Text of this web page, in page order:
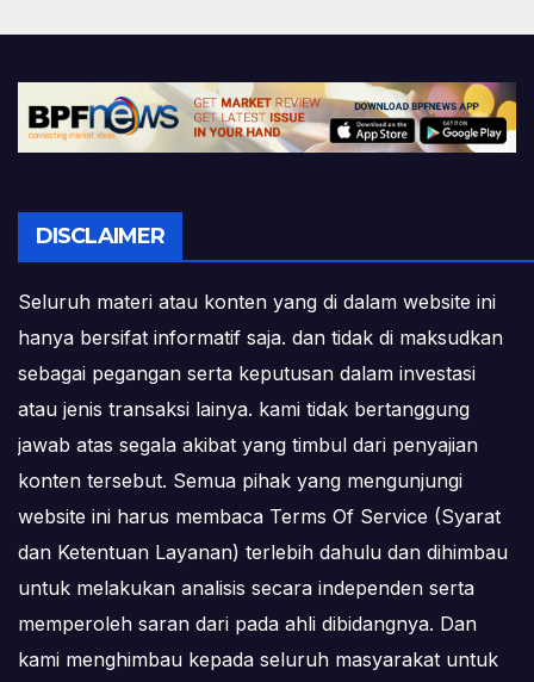
DISCLAIMER
Seluruh materi atau konten yang di dalam website ini
hanya bersifat informatif saja. dan tidak di maksudkan
sebagai pegangan serta keputusan dalam investasi
atau jenis transaksi lainya. kami tidak bertanggung
jawab atas segala akibat yang timbul dari penyajian
konten tersebut. Semua pihak yang mengunjungi
website ini harus membaca Terms Of Service (Syarat
dan Ketentuan Layanan) terlebih dahulu dan dihimbau
untuk melakukan analisis secara independen serta
memperoleh saran dari pada ahli dibidangnya. Dan
kami menghimbau kepada seluruh masyarakat untuk